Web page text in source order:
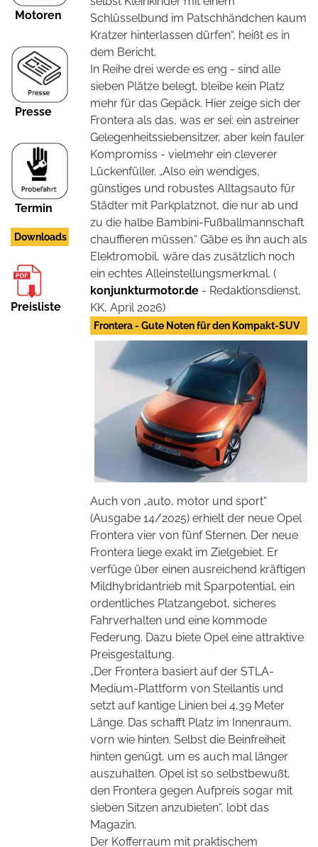
Motoren
Presse
Termin
Downloads
Preisliste
Schlüsselbund im Patschhändchen kaum
Kratzer hinterlassen dürfen“, heißt es in
dem Bericht.
In Reihe drei werde es eng - sind alle
sieben Plätze belegt, bleibe kein Platz
mehr für das Gepäck. Hier zeige sich der
Frontera als das, was er sei: ein astreiner
Gelegenheitssiebensitzer, aber kein fauler
Kompromiss - vielmehr ein cleverer
Lückenfüller. „Also ein wendiges,
günstiges und robustes Alltagsauto für
Städter mit Parkplatznot, die nur ab und
zu die halbe Bambini-Fußballmannschaft
chauffieren müssen.“ Gäbe es ihn auch als
Elektromobil, wäre das zusätzlich noch
ein echtes Alleinstellungsmerkmal. (
konjunkturmotor.de - Redaktionsdienst,
KK, April 2026)
Frontera - Gute Noten für den Kompakt-SUV
Auch von „auto, motor und sport“
(Ausgabe 14/2025) erhielt der neue Opel
Frontera vier von fünf Sternen. Der neue
Frontera liege exakt im Zielgebiet. Er
verfüge über einen ausreichend kräftigen
Mildhybridantrieb mit Sparpotential, ein
ordentliches Platzangebot, sicheres
Fahrverhalten und eine kommode
Federung. Dazu biete Opel eine attraktive
Preisgestaltung.
„Der Frontera basiert auf der STLA-
Medium-Plattform von Stellantis und
setzt auf kantige Linien bei 4,39 Meter
Länge. Das schafft Platz im Innenraum,
vorn wie hinten. Selbst die Beinfreiheit
hinten genügt, um es auch mal länger
auszuhalten. Opel ist so selbstbewußt,
den Frontera gegen Aufpreis sogar mit
sieben Sitzen anzubieten“, lobt das
Magazin.
Der Kofferraum mit praktischem